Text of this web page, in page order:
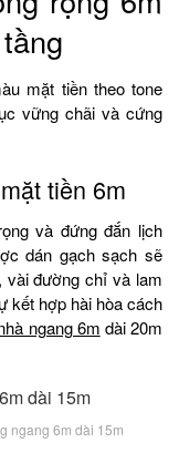
mặt tiền theo tone
vững chãi và cứng
tiền 6m
và đứng đắn lịch
dán gạch sạch sẽ
vài đường chỉ và lam
kết hợp hài hòa cách
ngang 6m dài 20m
ngang 6m dài 15m